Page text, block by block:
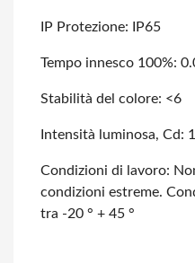
IP Protezione: IP65
Tempo innesco 100%:
Stabilità del colore: <6
Intensità luminosa, Cd:
Condizioni di lavoro:
condizioni estreme.
tra -20 ° + 45 °